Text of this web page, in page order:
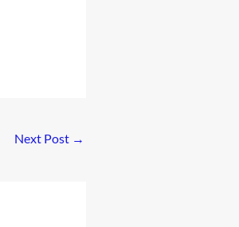
Next Post →